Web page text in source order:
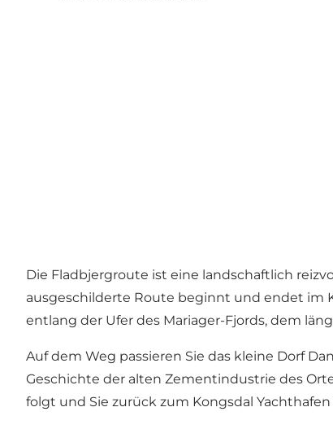
Die Fladbjergroute ist eine landschaftlich
ausgeschilderte Route beginnt und endet im
entlang der Ufer des Mariager-Fjords, dem
Auf dem Weg passieren Sie das kleine Dorf
Geschichte der alten Zementindustrie des
folgt und Sie zurück zum Kongsdal